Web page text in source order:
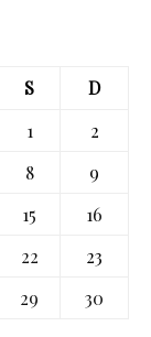
S
D
1
2
8
9
15
16
22
23
29
30